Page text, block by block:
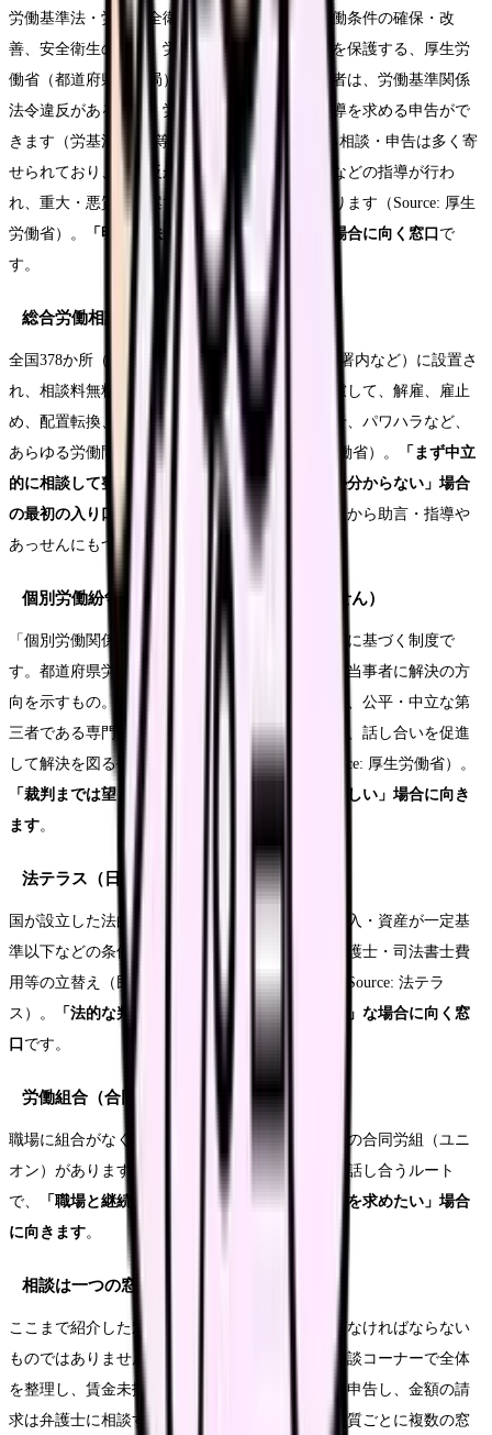
労働基準法・労働安全衛生法などに基づき、労働条件の確保・改
善、安全衛生の確保、労災防止を通じて労働者を保護する、厚生労
働省（都道府県労働局）の出先機関です。労働者は、労働基準関係
法令違反がある場合、労働基準監督官に行政指導を求める申告がで
きます（労基法104条等）。賃金不払いに関する相談・申告は多く寄
せられており、法違反が認められれば是正勧告などの指導が行わ
れ、重大・悪質な事案では送検に至ることもあります（Source: 厚生
労働省）。
「明確な法違反の是正を求めたい」場合に向く窓口 で
す。
総合労働相談コーナー
全国378か所（各都道府県労働局、労働基準監督署内など）に設置さ
れ、相談料無料・予約不要・プライバシーに配慮して、解雇、雇止
め、配置転換、賃金の引下げ、いじめ・嫌がらせ、パワハラなど、
あらゆる労働問題に対応します（Source: 厚生労働省）。
「まず中立
的に相談して整理したい」「どこに相談すべきか分からない」場合
の最初の入り口
として使いやすい窓口です。ここから助言・指導や
あっせんにもつなげられます。
個別労働紛争解決制度（助言・指導・あっせん）
「個別労働関係紛争の解決の促進に関する法律」に基づく制度で
す。都道府県労働局長による
は、紛争当事者に解決の方
向を示すもの。紛争調整委員会による
は、公平・中立な第
三者である専門家が双方の主張を確かめて調整し、話し合いを促進
して解決を図る手続きで、利用は無料です（Source: 厚生労働省）。
「裁判までは望まないが、第三者に間に入ってほしい」場合に向き
ます。
法テラス（日本司法支援センター）
国が設立した法的トラブルの総合案内所です。収入・資産が一定基
準以下などの条件を満たせば、無料法律相談や弁護士・司法書士費
用等の立替え（民事法律扶助）を利用できます（Source: 法テラ
ス）。
「法的な判断が必要」「弁護士費用が心配」な場合に向く窓
口 です。
労働組合（合同労組・ユニオンを含む）
職場に組合がなくても、一人でも加入できる地域の合同労組（ユニ
オン）があります。団体交渉などを通じて職場と話し合うルート
で、
「職場と継続的に交渉したい」「集団で改善を求めたい」場合
に向きます。
相談は一つの窓口に限らなくてよい
ここまで紹介した窓口は、どれか一つだけを選ばなければならない
ものではありません。たとえば、まず総合労働相談コーナーで全体
を整理し、賃金未払いの部分は労働基準監督署に申告し、金額の請
求は弁護士に相談する、というように、問題の性質ごとに複数の窓